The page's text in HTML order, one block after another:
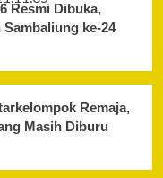
Resmi Dibuka,
ke-24
Remaja,
Masih Diburu